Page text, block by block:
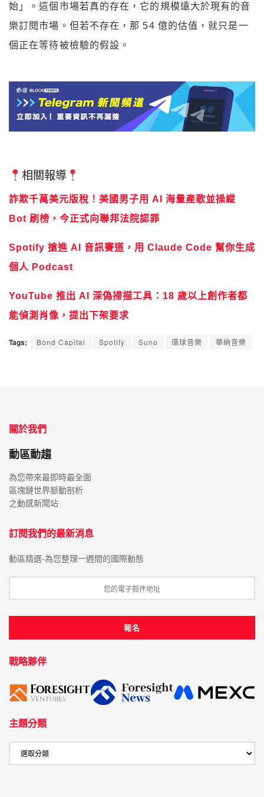
始」。這個市場若真的存在，它的規模遠大於現有的音
樂訂閱市場。但若不存在，那 54 億的估值，就只是一
個正在等待被檢驗的假設。
相關報導
詐欺千萬美元版稅！美國男子用 AI 海量產歌並操縱
Bot 刷榜，今正式向聯邦法院認罪
Spotify 搶進 AI 音訊賽道，用 Claude Code 幫你生成
個人 Podcast
YouTube 推出 AI 深偽掃描工具：18 歲以上創作者都
能偵測肖像，提出下架要求
Tags: Bond Capital Spotify Suno 環球音樂 華納音樂
關於我們
動區動趨
為您帶來最即時最全面
區塊鏈世界脈動剖析
之動感新聞站
訂閱我們的最新消息
動區精選-為您整理一週間的國際動態
戰略夥伴
主題分類